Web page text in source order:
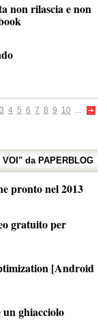
non rilascia e non
3 4 5 6 7 8 9 10 ...
VOI" da PAPERBLOG
pronto nel 2013
gratuito per
[Android
un ghiacciolo